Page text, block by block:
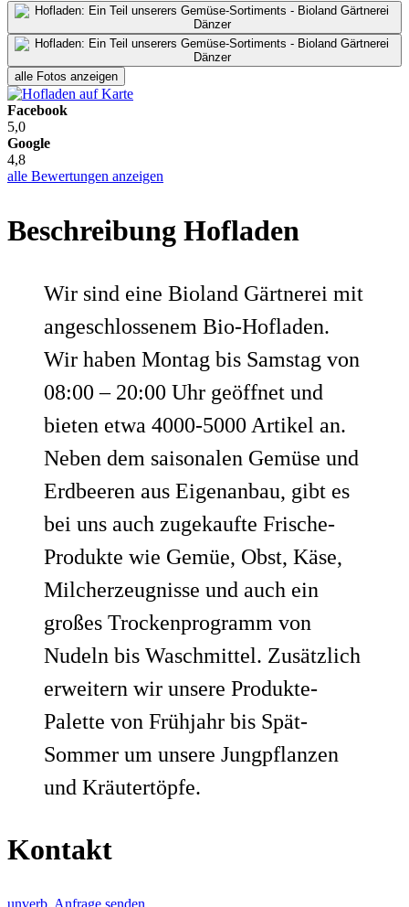
alle Fotos anzeigen
Facebook
5,0
Google
4,8
alle Bewertungen anzeigen
Beschreibung Hofladen
Wir sind eine Bioland Gärtnerei mit
angeschlossenem Bio-Hofladen.
Wir haben Montag bis Samstag von
08:00 – 20:00 Uhr geöffnet und
bieten etwa 4000-5000 Artikel an.
Neben dem saisonalen Gemüse und
Erdbeeren aus Eigenanbau, gibt es
bei uns auch zugekaufte Frische-
Produkte wie Gemüe, Obst, Käse,
Milcherzeugnisse und auch ein
großes Trockenprogramm von
Nudeln bis Waschmittel. Zusätzlich
erweitern wir unsere Produkte-
Palette von Frühjahr bis Spät-
Sommer um unsere Jungpflanzen
und Kräutertöpfe.
Kontakt
unverb. Anfrage senden